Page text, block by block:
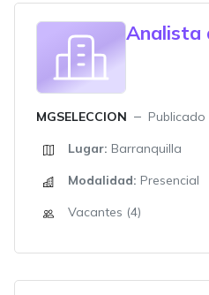
Analista
MGSELECCION
Lugar: Barranquilla
Modalidad: Presencial
Vacantes (4)